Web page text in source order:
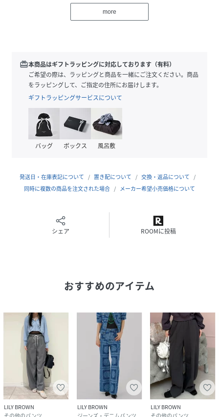
りと見せてくれるためスタイルアップ効果も抜群。程よくボ
リュームのあるワイドシルエットなので、コンパクトなトッ
【Fabric】
ハリを抑えた、肌馴染みの良いコットン素材を使用。カジュ
アルな素材感ながら、洗練されたディテールで大人っぽく着
こなせる一着です。
透け感;なし
裏地;なし
伸縮性;なし
【00サイズについて】
00サイズはファッションを楽しむ小柄な女性のためにお作り
またパソコン・スマートフォンなどの環境により、若干製品
と画像のカラーが異なる場合もございます。予めご了承くだ
さい。
商品の色味は、商品単品画像をご参照下さい。
性別タイプ レディース
原産国 中国
more
redeem本商品はギフトラッピングに対応しております（有料）
ご希望の際は、ラッピングと商品を一緒にご注文ください。商品
をラッピングして、ご指定の住所にお届けします。
ギフトラッピングサービスについて
バッグ ボックス 風呂敷
発送日・在庫表記について 置き配について
交換・返品について
同時に複数の商品を注文された場合
メーカー希望小売価格について
シェア ROOMに投稿
おすすめのアイテム
LILY BROWN
LILY BROWN
LILY BROWN